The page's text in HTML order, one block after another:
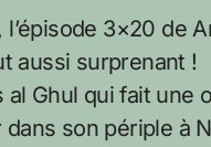
3×20 de
aussi surprenant !
Ghul qui fait une
son périple à